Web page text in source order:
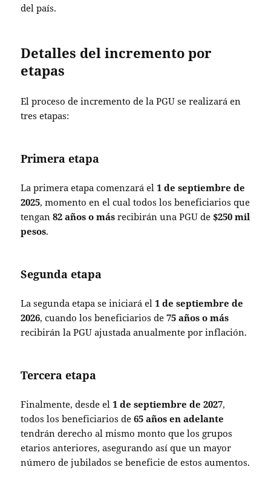
del país.
Detalles del incremento por
etapas
El proceso de incremento de la PGU se realizará en
tres etapas:
Primera etapa
La primera etapa comenzará el1 de septiembre de
2025, momento en el cual todos los beneficiarios que
tengan82 años o más recibirán una PGU de$250 mil
pesos.
Segunda etapa
La segunda etapa se iniciará el1 de septiembre de
2026, cuando los beneficiarios de75 años o más
recibirán la PGU ajustada anualmente por inflación.
Tercera etapa
Finalmente, desde el1 de septiembre de 2027,
todos los beneficiarios de65 años en adelante
tendrán derecho al mismo monto que los grupos
etarios anteriores, asegurando así que un mayor
número de jubilados se beneficie de estos aumentos.